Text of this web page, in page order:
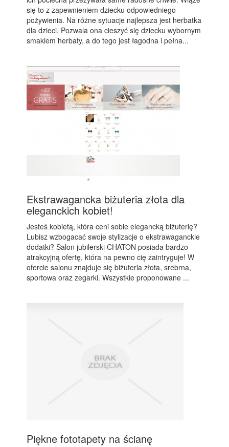
się to z zapewnieniem dziecku odpowiedniego
pożywienia. Na różne sytuacje najlepsza jest herbatka
dla dzieci. Pozwala ona cieszyć się dziecku wybornym
smakiem herbaty, a do tego jest łagodna i pełna...
Ekstrawagancka biżuteria złota dla
eleganckich kobiet!
Jesteś kobietą, która ceni sobie elegancką biżuterię?
Lubisz wzbogacać swoje stylizacje o ekstrawaganckie
dodatki? Salon jubilerski CHATON posiada bardzo
atrakcyjną ofertę, która na pewno cię zaintryguje! W
ofercie salonu znajduje się biżuteria złota, srebrna,
sportowa oraz zegarki. Wszystkie proponowane ...
Piękne fototapety na ścianę